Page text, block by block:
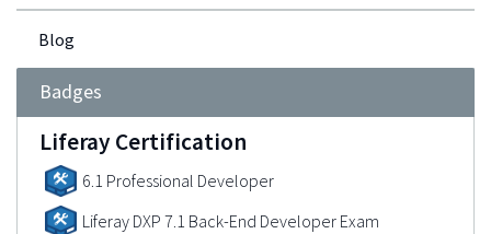
Blog
Badges
Liferay Certification
6.1 Professional Developer
Liferay DXP 7.1 Back-End Developer Exam